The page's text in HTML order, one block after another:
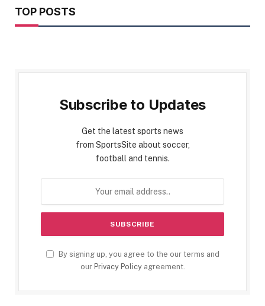
TOP POSTS
Subscribe to Updates
Get the latest sports news
from SportsSite about soccer,
football and tennis.
By signing up, you agree to the our terms and
our Privacy Policyagreement.